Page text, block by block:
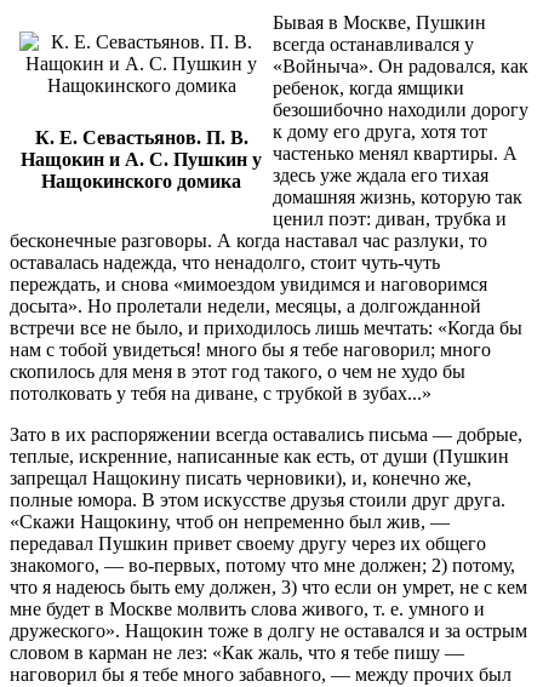
К. Е. Севастьянов. П. В.
Нащокин и А. С. Пушкин у
Нащокинского домика
Бывая в Москве, Пушкин
всегда останавливался у
«Войныча». Он радовался, как
ребенок, когда ямщики
безошибочно находили дорогу
к дому его друга, хотя тот
частенько менял квартиры. А
здесь уже ждала его тихая
домашняя жизнь, которую так
ценил поэт: диван, трубка и
бесконечные разговоры. А когда наставал час разлуки, то
оставалась надежда, что ненадолго, стоит чуть-чуть
переждать, и снова «мимоездом увидимся и наговоримся
досыта». Но пролетали недели, месяцы, а долгожданной
встречи все не было, и приходилось лишь мечтать: «Когда бы
нам с тобой увидеться! много бы я тебе наговорил; много
скопилось для меня в этот год такого, о чем не худо бы
потолковать у тебя на диване, с трубкой в зубах...»
Зато в их распоряжении всегда оставались письма — добрые,
теплые, искренние, написанные как есть, от души (Пушкин
запрещал Нащокину писать черновики), и, конечно же,
полные юмора. В этом искусстве друзья стоили друг друга.
«Скажи Нащокину, чтоб он непременно был жив, —
передавал Пушкин привет своему другу через их общего
знакомого, — во-первых, потому что мне должен; 2) потому,
что я надеюсь быть ему должен, 3) что если он умрет, не с кем
мне будет в Москве молвить слова живого, т. е. умного и
дружеского». Нащокин тоже в долгу не оставался и за острым
словом в карман не лез: «Как жаль, что я тебе пишу —
наговорил бы я тебе много забавного, — между прочих был